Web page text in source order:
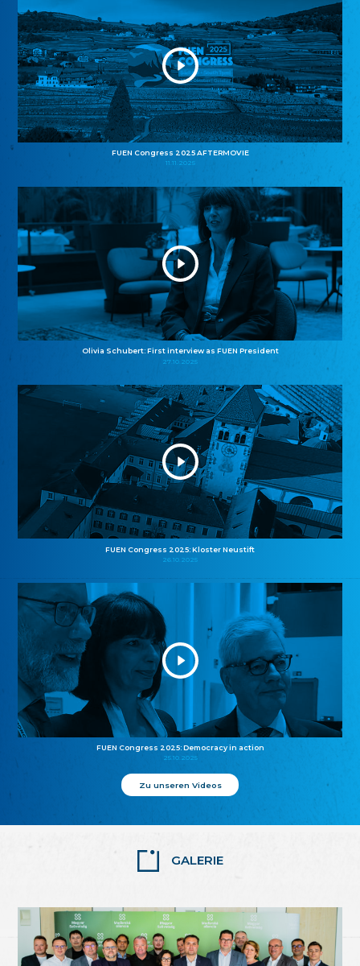
FUEN Congress 2025 AFTERMOVIE
11.11.2025
Olivia Schubert: First interview as FUEN President
27.10.2025
FUEN Congress 2025: Kloster Neustift
26.10.2025
FUEN Congress 2025: Democracy in action
25.10.2025
Zu unseren Videos
GALERIE